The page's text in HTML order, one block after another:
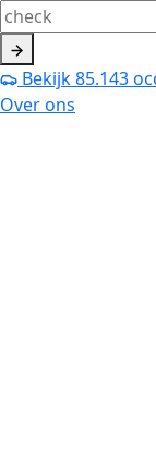
Bekijk85.143
Over ons